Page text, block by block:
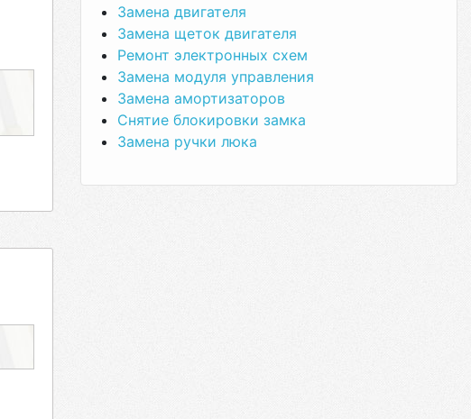
Замена двигателя
Замена щеток двигателя
Ремонт электронных схем
Замена модуля управления
Замена амортизаторов
Снятие блокировки замка
Замена ручки люка